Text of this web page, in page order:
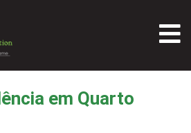
em Quarto